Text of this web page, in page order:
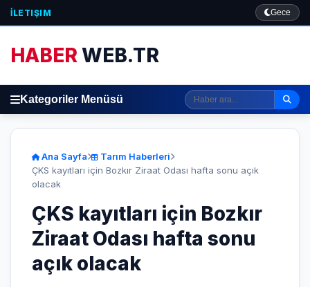
İLETIŞIM Gece
HABERWEB.TR
Kategoriler Menüsü
Ana Sayfa
Tarım Haberleri
ÇKS kayıtları için Bozkır Ziraat Odası hafta sonu açık
olacak
ÇKS kayıtları için Bozkır
Ziraat Odası hafta sonu
açık olacak